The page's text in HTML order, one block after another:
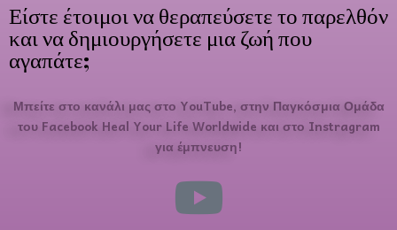
Είστε έτοιμοι να θεραπεύσετε το παρελθόν
και να δημιουργήσετε μια ζωή που
αγαπάτε;
Μπείτε στο κανάλι μας στο YouTube, στην Παγκόσμια Ομάδα
του Facebook Heal Your Life Worldwide και στο Instragram
για έμπνευση!